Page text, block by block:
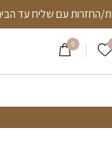
החלפות/החזרות עם
הרשימה שלי
0